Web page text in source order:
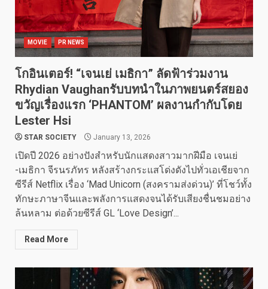
MOVIE PR NEWS
โกอินเตอร์! “เจนเย่ เมธิกา” ลัดฟ้าร่วมงาน
Rhydian Vaughanรับบทนำในภาพยนตร์สยอง
ขวัญเรื่องแรก ‘PHANTOM’ ผลงานกำกับโดย
Lester Hsi
STAR SOCIETY January 13, 2026
เปิดปี 2026 อย่างปังสำหรับนักแสดงสาวมากฝีมือ เจนเย่
-เมธิกา จีรนรภัทร หลังสร้างกระแสโด่งดังไปทั่วเอเชียจาก
ซีรีส์ Netflix เรื่อง ‘Mad Unicorn (สงครามส่งด่วน)’ ที่โชว์ทั้ง
ทักษะภาษาจีนและพลังการแสดงจนได้รับเสียงชื่นชมอย่าง
ล้นหลาม ต่อด้วยซีรีส์ GL ‘Love Design’...
Read More